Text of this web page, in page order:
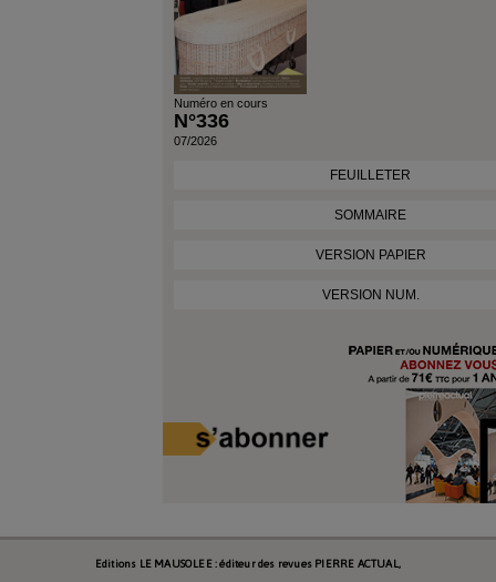
Numéro en cours
N°336
07/2026
FEUILLETER
SOMMAIRE
VERSION PAPIER
VERSION NUM.
Editions LE MAUSOLEE : éditeur des revues PIERRE ACTUAL,